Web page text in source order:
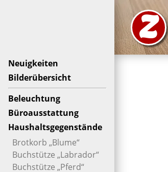
Neuigkeiten
Bilderübersicht
Beleuchtung
Büroausstattung
Haushaltsgegenstände
Brotkorb „Blume“
Buchstütze „Labrador“
Buchstütze „Pferd“
Z